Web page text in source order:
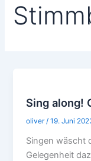
Sing along!
oliver/19. Juni
Singen wäscht
Gelegenheit